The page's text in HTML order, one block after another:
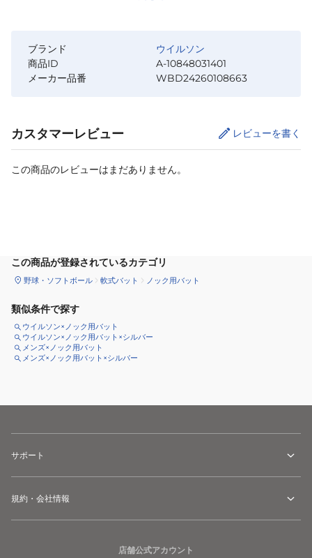
ブランド
ウイルソン
商品ID
A-10848031401
メーカー品番
WBD24260108663
カスタマーレビュー レビューを書く
この商品のレビューはまだありません。
この商品が登録されているカテゴリ
野球・ソフトボール 軟式バット ノック用バット
類似条件で探す
ウイルソン×ノック用バット
ウイルソン×ノック用バット×シルバー
メンズ×ノック用バット
メンズ×ノック用バット×シルバー
サポート
規約・会社情報
店舗公式アカウント